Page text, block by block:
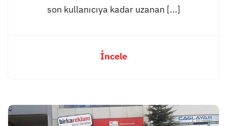
son kullanıcıya kadar uzanan [...]
İncele